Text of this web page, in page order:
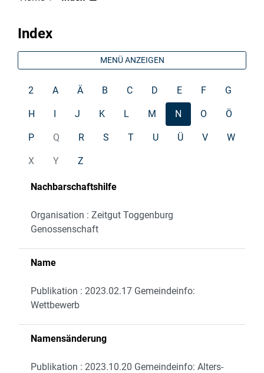
Index
MENÜ ANZEIGEN
2 A Ä B C D E F G
H I J K L M N O Ö
P Q R S T U Ü V W
X Y Z
Nachbarschaftshilfe
Organisation : Zeitgut Toggenburg
Genossenschaft
Name
Publikation : 2023.02.17 Gemeindeinfo:
Wettbewerb
Namensänderung
Publikation : 2023.10.20 Gemeindeinfo: Alters-